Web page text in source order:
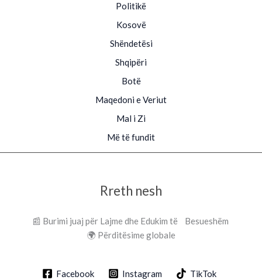
Politikë
Kosovë
Shëndetësi
Shqipëri
Botë
Maqedoni e Veriut
Mal i Zi
Më të fundit
Rreth nesh
📰 Burimi juaj për Lajme dhe Edukim të Besueshëm
🌍 Përditësime globale
Facebook Instagram TikTok